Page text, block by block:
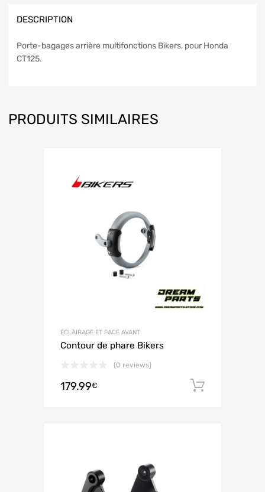
DESCRIPTION
Porte-bagages arrière multifonctions Bikers, pour Honda
CT125.
PRODUITS SIMILAIRES
ÉCLAIRAGE ET FACE AVANT
Contour de phare Bikers
(0 reviews)
179.99€